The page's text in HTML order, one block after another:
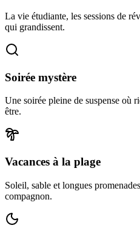
La vie étudiante, les sessions de
qui grandissent.
Soirée mystère
Une soirée pleine de suspense où
être.
Vacances à la plage
Soleil, sable et longues
compagnon.